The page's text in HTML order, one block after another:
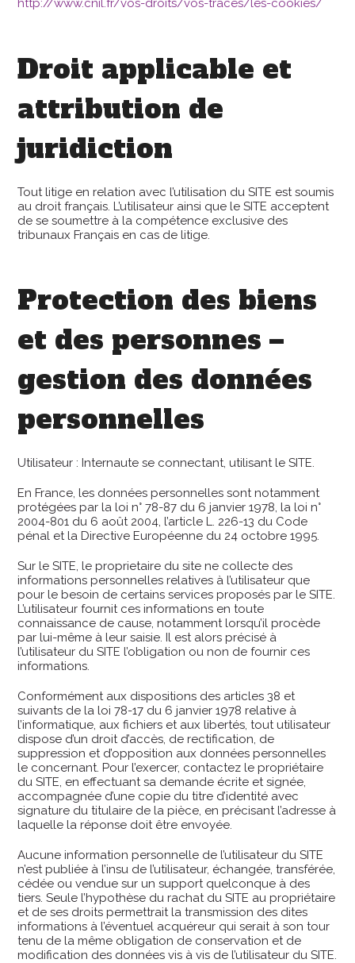
http://www.cnil.fr/vos-droits/vos-traces/les-cookies/
Droit applicable et
attribution de
juridiction
Tout litige en relation avec l’utilisation du SITE est soumis
au droit français. L’utilisateur ainsi que le SITE acceptent
de se soumettre à la compétence exclusive des
tribunaux Français en cas de litige.
Protection des biens
et des personnes –
gestion des données
personnelles
Utilisateur : Internaute se connectant, utilisant le SITE.
En France, les données personnelles sont notamment
protégées par la loi n° 78-87 du 6 janvier 1978, la loi n°
2004-801 du 6 août 2004, l’article L. 226-13 du Code
pénal et la Directive Européenne du 24 octobre 1995.
Sur le SITE, le proprietaire du site ne collecte des
informations personnelles relatives à l’utilisateur que
pour le besoin de certains services proposés par le SITE.
L’utilisateur fournit ces informations en toute
connaissance de cause, notamment lorsqu’il procède
par lui-même à leur saisie. Il est alors précisé à
l’utilisateur du SITE l’obligation ou non de fournir ces
informations.
Conformément aux dispositions des articles 38 et
suivants de la loi 78-17 du 6 janvier 1978 relative à
l’informatique, aux fichiers et aux libertés, tout utilisateur
dispose d’un droit d’accès, de rectification, de
suppression et d’opposition aux données personnelles
le concernant. Pour l’exercer, contactez le propriétaire
du SITE, en effectuant sa demande écrite et signée,
accompagnée d’une copie du titre d’identité avec
signature du titulaire de la pièce, en précisant l’adresse à
laquelle la réponse doit être envoyée.
Aucune information personnelle de l’utilisateur du SITE
n’est publiée à l’insu de l’utilisateur, échangée, transférée,
cédée ou vendue sur un support quelconque à des
tiers. Seule l’hypothèse du rachat du SITE au propriétaire
et de ses droits permettrait la transmission des dites
informations à l’éventuel acquéreur qui serait à son tour
tenu de la même obligation de conservation et de
modification des données vis à vis de l’utilisateur du SITE.